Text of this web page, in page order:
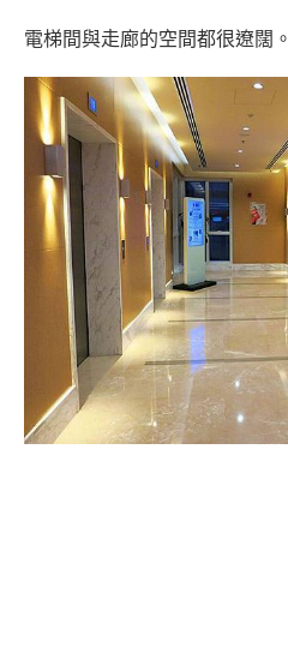
電梯間與走廊的空間都很遼闊。